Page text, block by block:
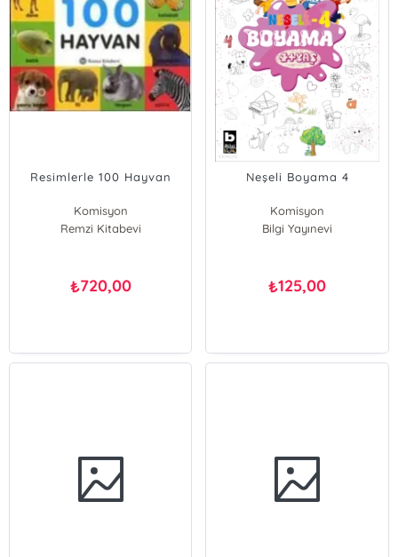
Resimlerle 100 Hayvan
Komisyon
Remzi Kitabevi
₺720,00
Neşeli Boyama 4
Komisyon
Bilgi Yayınevi
₺125,00